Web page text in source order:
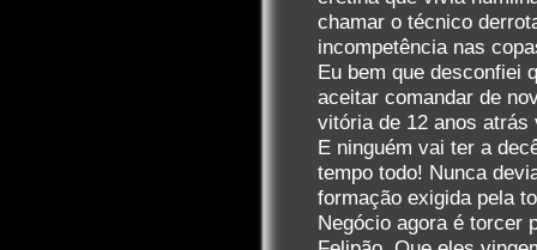
chamar o técnico
incompetência nas
Eu bem que desconfiei
aceitar comandar de
vitória de 12 anos
E ninguém vai ter a
tempo todo! Nunca
formação exigida pela
Negócio agora é torcer